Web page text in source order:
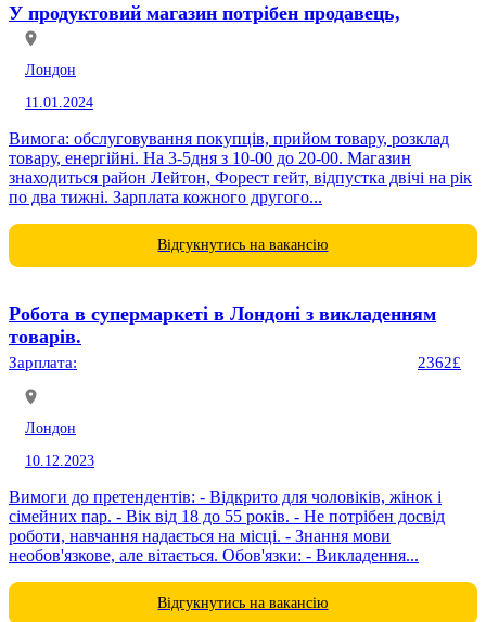
У продуктовий магазин потрібен продавець,
Лондон
11.01.2024
Вимога: обслуговування покупців, прийом товару, розклад
товару, енергійні. На 3-5дня з 10-00 до 20-00. Магазин
знаходиться район Лейтон, Форест гейт, відпустка двічі на рік
по два тижні. Зарплата кожного другого...
Відгукнутись на вакансію
Робота в супермаркеті в Лондоні з викладенням
товарів.
Зарплата: 2362£
Лондон
10.12.2023
Вимоги до претендентів: - Відкрито для чоловіків, жінок і
сімейних пар. - Вік від 18 до 55 років. - Не потрібен досвід
роботи, навчання надається на місці. - Знання мови
необов'язкове, але вітається. Обов'язки: - Викладення...
Відгукнутись на вакансію